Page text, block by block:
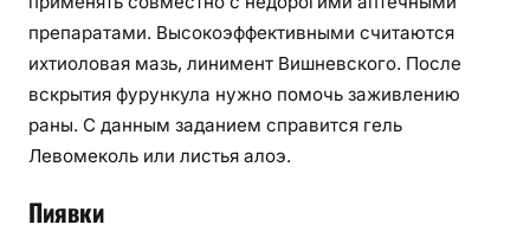
препаратами. Высокоэффективными считаются
ихтиоловая мазь, линимент Вишневского. После
вскрытия фурункула нужно помочь заживлению
раны. С данным заданием справится гель
Левомеколь или листья алоэ.
Пиявки